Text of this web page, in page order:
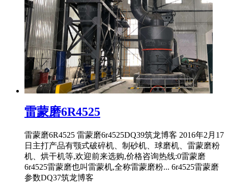
雷蒙磨6R4525
雷蒙磨6R4525 雷蒙磨6r4525DQ39筑龙博客 2016年2月17
日主打产品有颚式破碎机、制砂机、球磨机、雷蒙磨粉
机、烘干机等,欢迎前来选购,价格咨询热线:0雷蒙磨
6r4525雷蒙磨也叫雷蒙机,全称雷蒙磨粉... 6r4525雷蒙磨
参数DQ37筑龙博客